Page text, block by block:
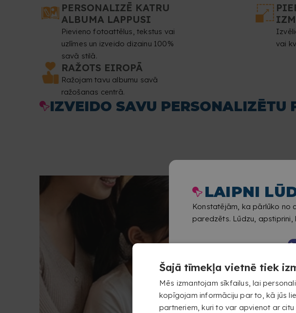
LAIPNI
Konstatējām, ka pārlūko no
paredzēts. Lūdzu, apstiprini,
PERSONALIZĒ KATRU
ALBUMA LAPPUSI
Pievieno fotoattēlus, tekstus vai
uzlīmes un izveido dizainu 100%
savā stilā.
vai
RAŽOTS EIROPĀ
Ražojam tavu albumu savā
ražošanas centrā.
IZVEIDO SAVU PERSONALIZĒTU
Šajā tīmekļa vietnē tiek
Mēs izmantojam sīkfailus, lai
kopīgojam informāciju par to, kā jūs
partneriem, kuri to var apvienot ar